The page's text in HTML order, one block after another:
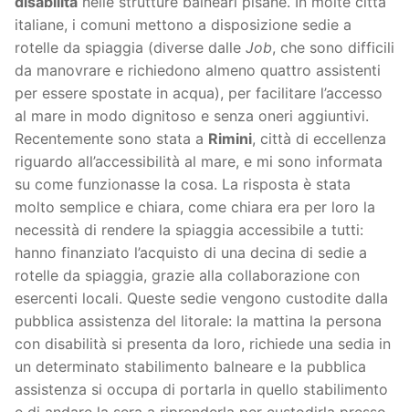
italiane, i comuni mettono a disposizione sedie a
rotelle da spiaggia (diverse dalle Job, che sono difficili
da manovrare e richiedono almeno quattro assistenti
per essere spostate in acqua), per facilitare l’accesso
al mare in modo dignitoso e senza oneri aggiuntivi.
Recentemente sono stata a Rimini, città di eccellenza
riguardo all’accessibilità al mare, e mi sono informata
su come funzionasse la cosa. La risposta è stata
molto semplice e chiara, come chiara era per loro la
necessità di rendere la spiaggia accessibile a tutti:
hanno finanziato l’acquisto di una decina di sedie a
rotelle da spiaggia, grazie alla collaborazione con
esercenti locali. Queste sedie vengono custodite dalla
pubblica assistenza del litorale: la mattina la persona
con disabilità si presenta da loro, richiede una sedia in
un determinato stabilimento balneare e la pubblica
assistenza si occupa di portarla in quello stabilimento